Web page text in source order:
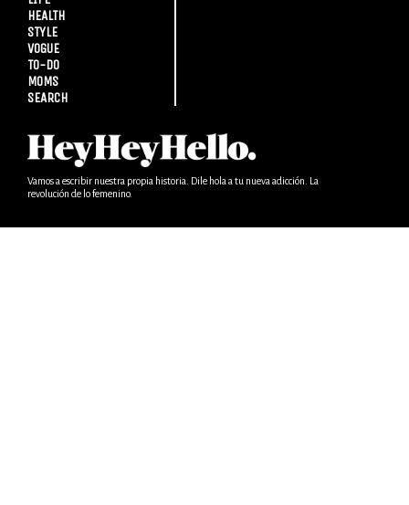
HEALTH
STYLE
VOGUE
TO-DO
MOMS
SEARCH
Vamos a escribir nuestra propia historia. Dile hola a tu nueva adicción. La
revolución de lo femenino.